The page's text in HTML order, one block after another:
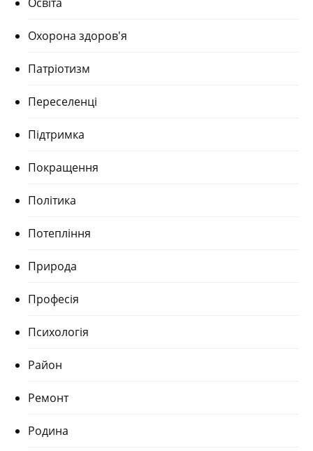
Охорона здоров'я
Патріотизм
Переселенці
Підтримка
Покращення
Політика
Потепління
Природа
Професія
Психологія
Район
Ремонт
Родина